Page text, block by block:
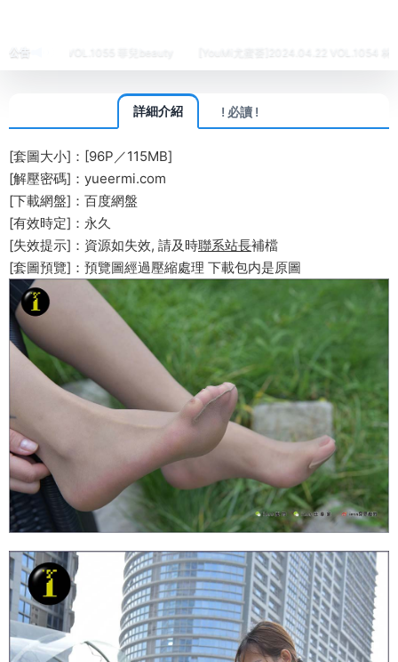
公告 VOL.1055 菲兒beauty [YouMi尤蜜荟]2024.04.22 VOL.1054 林幼一
詳細介紹 ! 必讀 !
[套圖大小]：[96P／115MB]
[解壓密碼]：yueermi.com
[下載網盤]：百度網盤
[有效時定]：永久
[失效提示]：資源如失效, 請及時聯系站長補檔
[套圖預覽]：預覽圖經過壓縮處理 下載包内是原圖